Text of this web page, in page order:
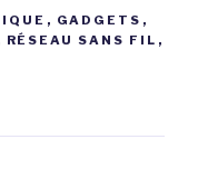
, GADGETS ,
RÉSEAU SANS FIL ,